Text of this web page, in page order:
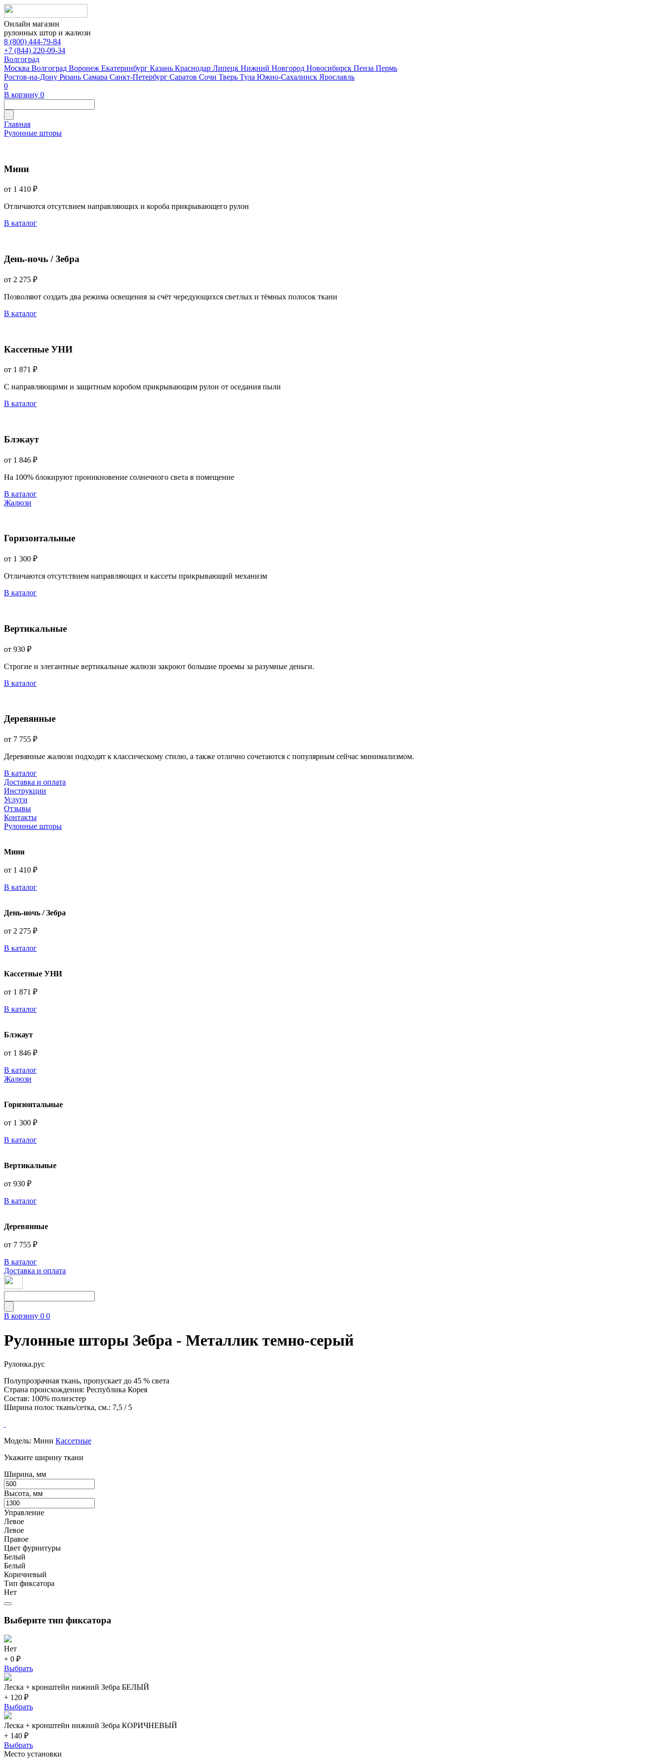
Онлайн магазин
рулонных штор и жалюзи
8 (800) 444-79-84
+7 (844) 220-09-34
Волгоград
Москва Волгоград Воронеж Екатеринбург Казань Краснодар Липецк Нижний Новгород Новосибирск Пенза Пермь
Ростов-на-Дону Рязань Самара Санкт-Петербург Саратов Сочи Тверь Тула Южно-Сахалинск Ярославль
0
В корзину 0
Главная
Рулонные шторы
Мини
от 1 410 ₽
Отличаются отсутсвием направляющих и короба прикрывающего рулон
В каталог
День-ночь / Зебра
от 2 275 ₽
Позволяют создать два режима освещения за счёт чередующихся светлых и тёмных полосок ткани
В каталог
Кассетные УНИ
от 1 871 ₽
С направляющими и защитным коробом прикрывающим рулон от оседания пыли
В каталог
Блэкаут
от 1 846 ₽
На 100% блокируют проникновение солнечного света в помещение
В каталог
Жалюзи
Горизонтальные
от 1 300 ₽
Отличаются отсутствием направляющих и кассеты прикрывающий механизм
В каталог
Вертикальные
от 930 ₽
Строгие и элегантные вертикальные жалюзи закроют большие проемы за разумные деньги.
В каталог
Деревянные
от 7 755 ₽
Деревянные жалюзи подходят к классическому стилю, а также отлично сочетаются с популярным сейчас минимализмом.
В каталог
Доставка и оплата
Инструкции
Услуги
Отзывы
Контакты
Рулонные шторы
Мини
от 1 410 ₽
В каталог
День-ночь / Зебра
от 2 275 ₽
В каталог
Кассетные УНИ
от 1 871 ₽
В каталог
Блэкаут
от 1 846 ₽
В каталог
Жалюзи
Горизонтальные
от 1 300 ₽
В каталог
Вертикальные
от 930 ₽
В каталог
Деревянные
от 7 755 ₽
В каталог
Доставка и оплата
В корзину 0 0
Рулонные шторы Зебра - Металлик темно-серый
Рулонка.рус
Полупрозрачная ткань, пропускает до 45 % света
Страна происхождения: Республика Корея
Состав: 100% полиэстер
Ширина полос ткань/сетка, см.: 7,5 / 5
Модель: Мини Кассетные
Укажите ширину ткани
Ширина, мм
Высота, мм
Управление
Левое
Левое
Правое
Цвет фурнитуры
Белый
Белый
Коричневый
Тип фиксатора
Нет
Выберите тип фиксатора
Нет
+ 0 ₽
Выбрать
Леска + кронштейн нижний Зебра БЕЛЫЙ
+ 120 ₽
Выбрать
Леска + кронштейн нижний Зебра КОРИЧНЕВЫЙ
+ 140 ₽
Выбрать
Место установки